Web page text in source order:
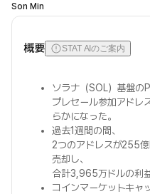
Son Min
概要 STAT AIのご案内
ソラナ（SOL）基盤の
プレセール参加アドレ
らかになった。
過去1週間の間、
2つのアドレスが255
売却し、
合計3,965万ドルの利
コインマーケットキ